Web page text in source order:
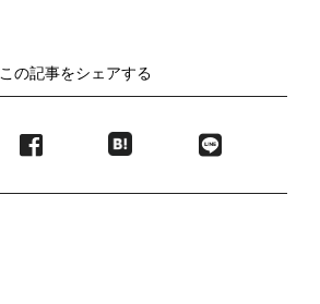
この記事をシェアする